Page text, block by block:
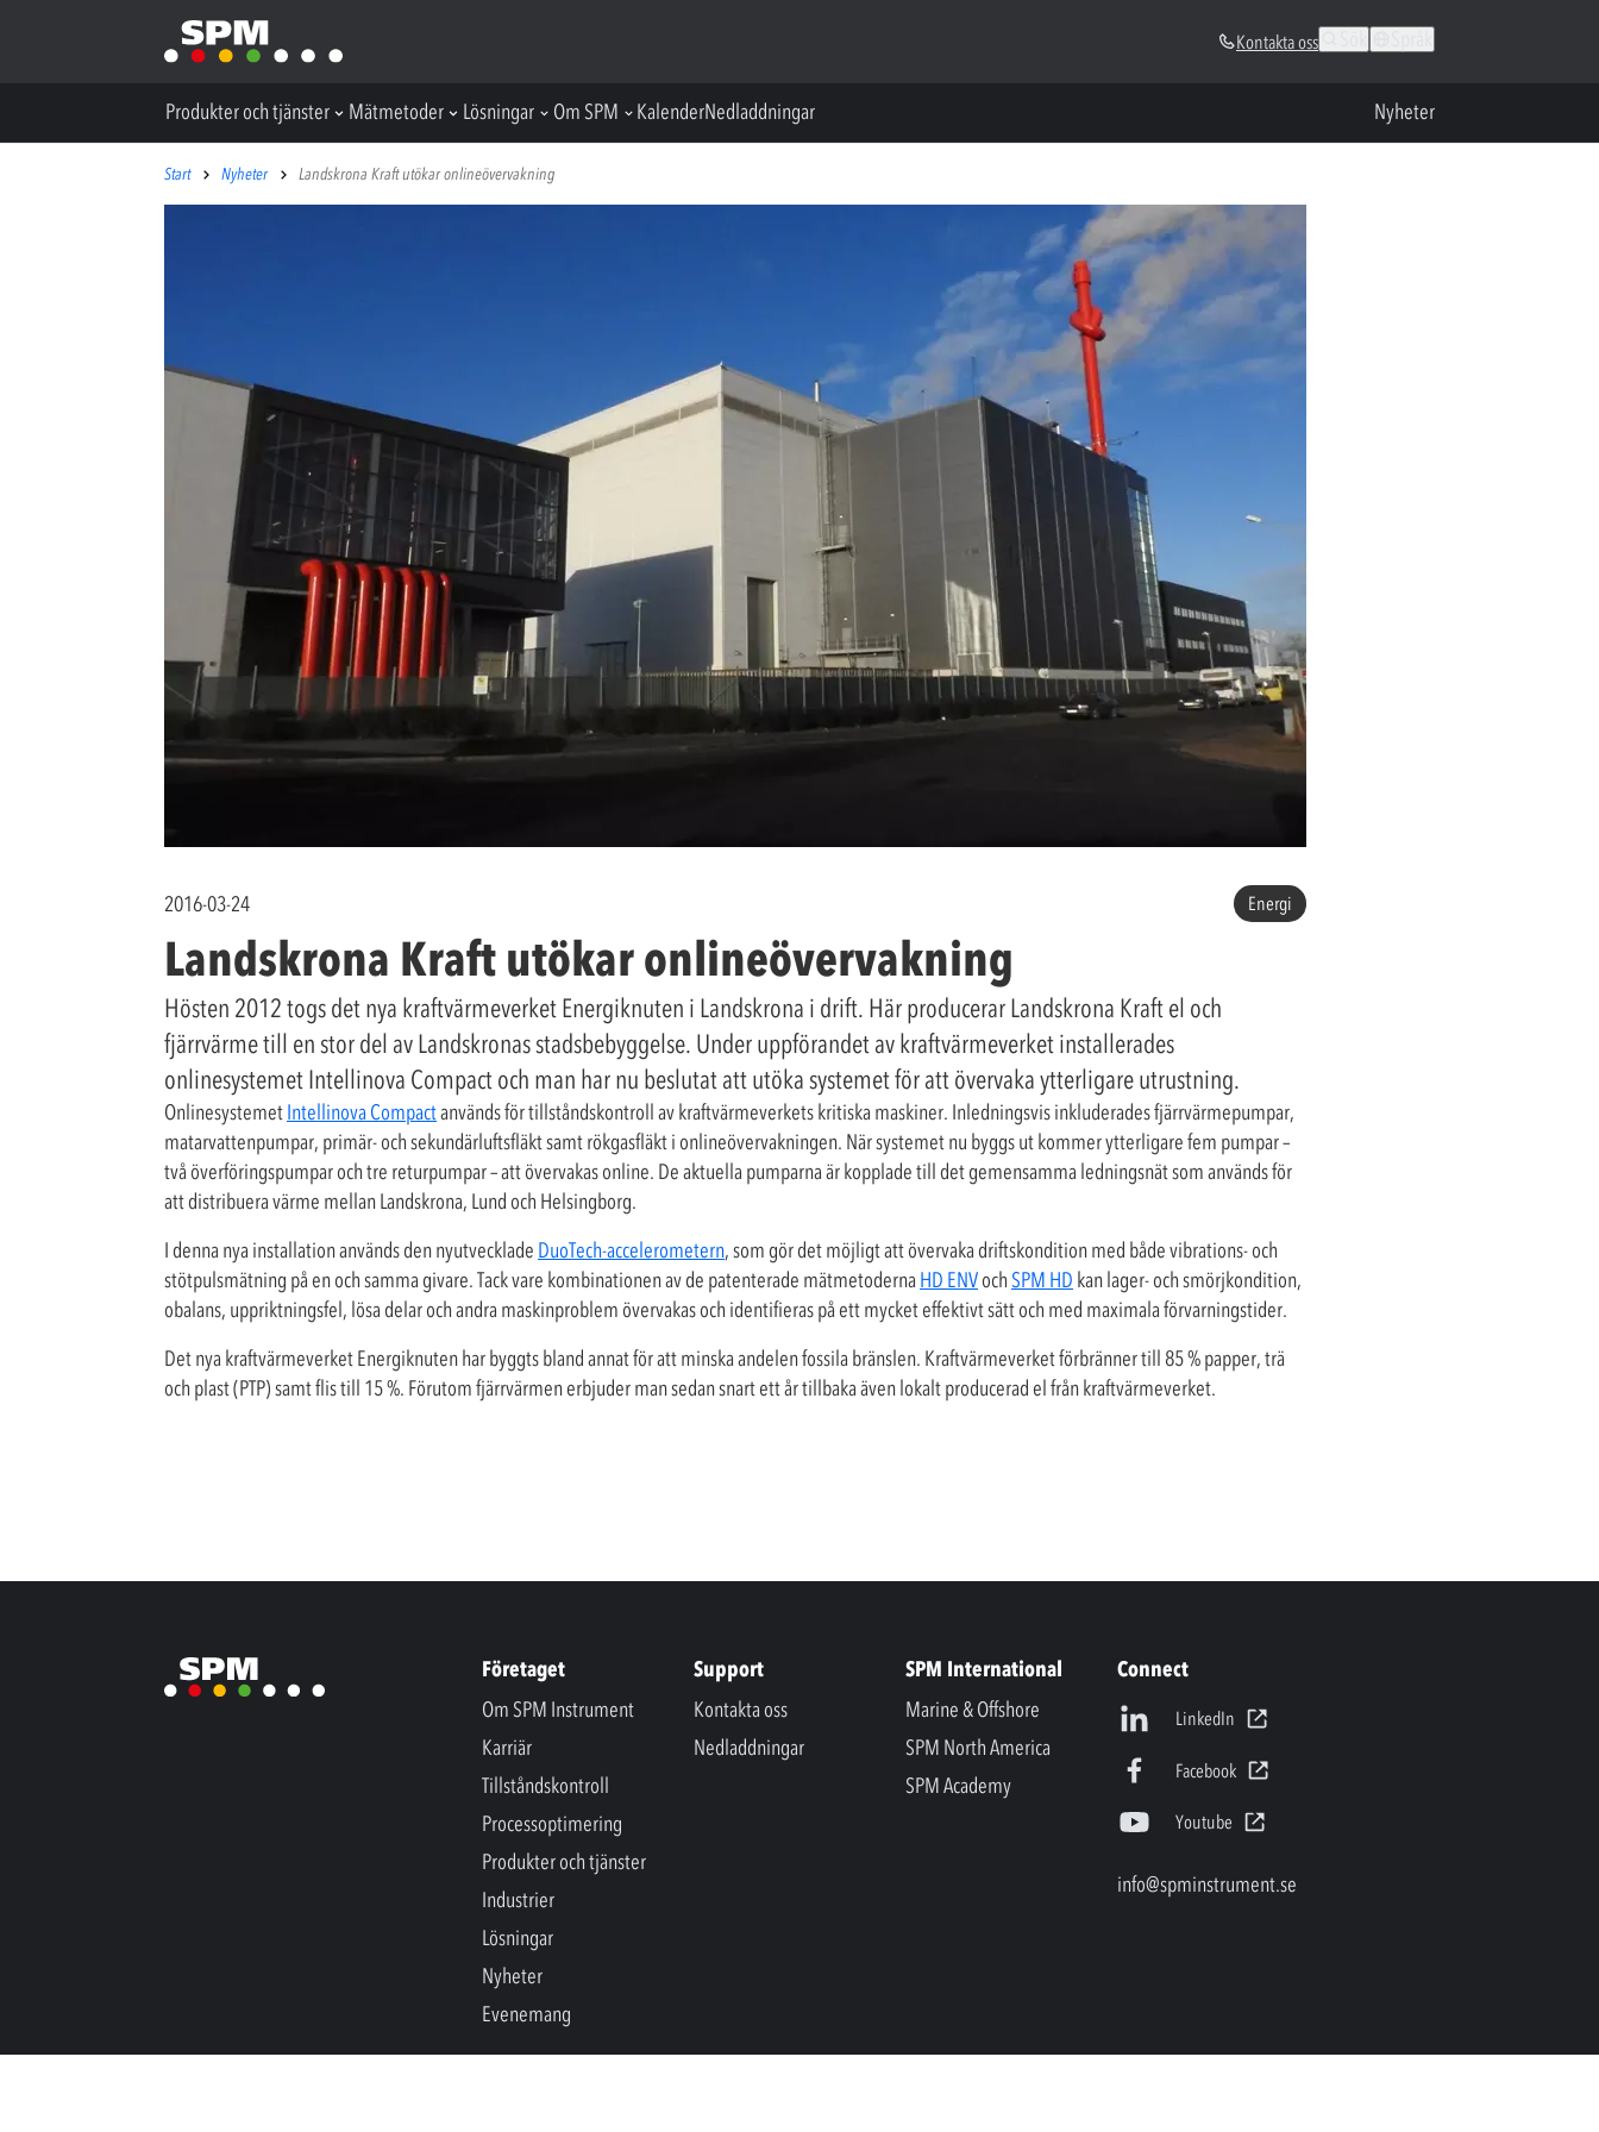
Kontakta oss
Produkter och tjänster Mätmetoder Lösningar Om SPM KalenderNedladdningar Nyheter
Start Nyheter Landskrona Kraft utökar onlineövervakning
2016-03-24 Energi
Landskrona Kraft utökar onlineövervakning
Hösten 2012 togs det nya kraftvärmeverket Energiknuten i Landskrona i drift. Här producerar Landskrona Kraft el och
fjärrvärme till en stor del av Landskronas stadsbebyggelse. Under uppförandet av kraftvärmeverket installerades
onlinesystemet Intellinova Compact och man har nu beslutat att utöka systemet för att övervaka ytterligare utrustning.
OnlinesystemetIntellinova Compactanvänds för tillståndskontroll av kraftvärmeverkets kritiska maskiner. Inledningsvis inkluderades fjärrvärmepumpar,
matarvattenpumpar, primär- och sekundärluftsfläkt samt rökgasfläkt i onlineövervakningen. När systemet nu byggs ut kommer ytterligare fem pumpar –
två överföringspumpar och tre returpumpar – att övervakas online. De aktuella pumparna är kopplade till det gemensamma ledningsnät som används för
att distribuera värme mellan Landskrona, Lund och Helsingborg.
I denna nya installation används den nyutvecklade DuoTech-accelerometern, som gör det möjligt att övervaka driftskondition med både vibrations- och
stötpulsmätning på en och samma givare. Tack vare kombinationen av de patenterade mätmetodernaHD ENVochSPM HD kan lager- och smörjkondition,
obalans, uppriktningsfel, lösa delar och andra maskinproblem övervakas och identifieras på ett mycket effektivt sätt och med maximala förvarningstider.
Det nya kraftvärmeverket Energiknuten har byggts bland annat för att minska andelen fossila bränslen. Kraftvärmeverket förbränner till 85 % papper, trä
och plast (PTP) samt flis till 15 %. Förutom fjärrvärmen erbjuder man sedan snart ett år tillbaka även lokalt producerad el från kraftvärmeverket.
Företaget
Om SPM Instrument
Karriär
Tillståndskontroll
Processoptimering
Produkter och tjänster
Industrier
Lösningar
Nyheter
Evenemang
Support
Kontakta oss
Nedladdningar
SPM International
Marine & Offshore
SPM North America
SPM Academy
Connect
LinkedIn
Facebook
Youtube
info@spminstrument.se